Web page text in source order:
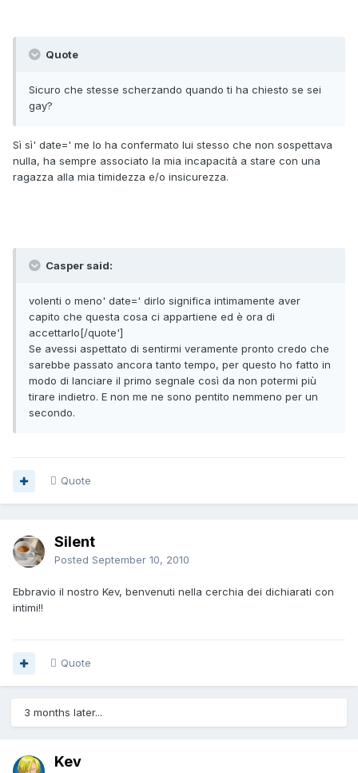
Quote
Sicuro che stesse scherzando quando ti ha chiesto se sei
gay?
Sì sì' date=' me lo ha confermato lui stesso che non sospettava
nulla, ha sempre associato la mia incapacità a stare con una
ragazza alla mia timidezza e/o insicurezza.
Casper said:
volenti o meno' date=' dirlo significa intimamente aver
capito che questa cosa ci appartiene ed è ora di
accettarlo[/quote']
Se avessi aspettato di sentirmi veramente pronto credo che
sarebbe passato ancora tanto tempo, per questo ho fatto in
modo di lanciare il primo segnale così da non potermi più
tirare indietro. E non me ne sono pentito nemmeno per un
secondo.
Quote
Silent
Posted September 10, 2010
Ebbravio il nostro Kev, benvenuti nella cerchia dei dichiarati con
intimi!!
Quote
3 months later...
Kev